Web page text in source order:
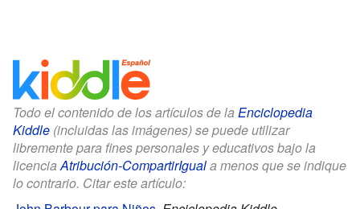
Todo el contenido de los artículos de la Enciclopedia
Kiddle (incluidas las imágenes) se puede utilizar
libremente para fines personales y educativos bajo la
licenciaAtribución-CompartirIguala menos que se indique
lo contrario. Citar este artículo: